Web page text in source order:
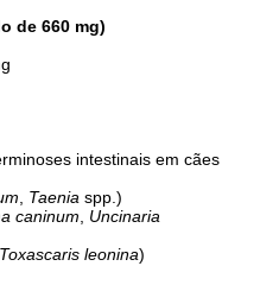
de 660 mg)
intestinais em cães
, Taenia spp.)
caninum, Uncinaria
Toxascaris leonina)